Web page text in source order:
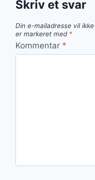
Skriv et svar
Din e-mailadresse vil
er markeret med *
Kommentar *